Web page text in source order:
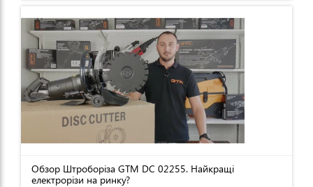
Обзор Штроборіза GTM DC 02255. Найкращі
електрорізи на ринку?